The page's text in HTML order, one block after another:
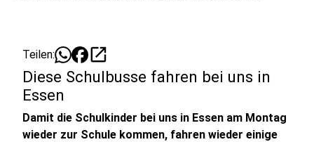
Teilen: open_in_new
Diese Schulbusse fahren bei uns in
Essen
Damit die Schulkinder bei uns in Essen am Montag
wieder zur Schule kommen, fahren wieder einige